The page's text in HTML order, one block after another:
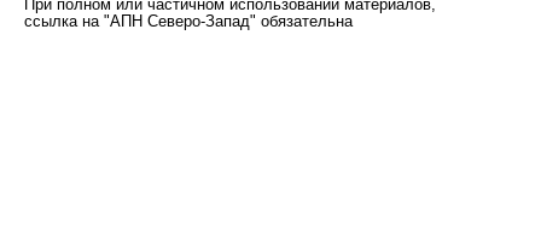
При полном или частичном использовании материалов,
ссылка на "АПН Северо-Запад" обязательна